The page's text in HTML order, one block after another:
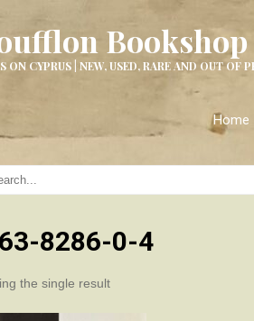
Bookshop
ON CYPRUS | NEW, USED, RARE AND OUT OF
Home
8286-0-4
the single result